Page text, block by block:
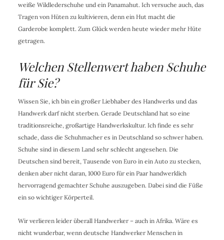
weiße Wildlederschuhe und ein Panamahut. Ich versuche auch, das
Tragen von Hüten zu kultivieren, denn ein Hut macht die
Garderobe komplett. Zum Glück werden heute wieder mehr Hüte
getragen.
Welchen Stellenwert haben Schuhe
für Sie?
Wissen Sie, ich bin ein großer Liebhaber des Handwerks und das
Handwerk darf nicht sterben. Gerade Deutschland hat so eine
traditionsreiche, großartige Handwerkskultur. Ich finde es sehr
schade, dass die Schuhmacher es in Deutschland so schwer haben.
Schuhe sind in diesem Land sehr schlecht angesehen. Die
Deutschen sind bereit, Tausende von Euro in ein Auto zu stecken,
denken aber nicht daran, 1000 Euro für ein Paar handwerklich
hervorragend gemachter Schuhe auszugeben. Dabei sind die Füße
ein so wichtiger Körperteil.
Wir verlieren leider überall Handwerker – auch in Afrika. Wäre es
nicht wunderbar, wenn deutsche Handwerker Menschen in